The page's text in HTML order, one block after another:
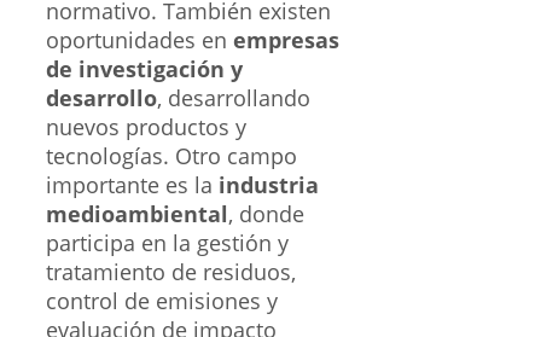
normativo. También existen
oportunidades en empresas
de investigación y
desarrollo, desarrollando
nuevos productos y
tecnologías. Otro campo
importante es la industria
medioambiental, donde
participa en la gestión y
tratamiento de residuos,
control de emisiones y
evaluación de impacto